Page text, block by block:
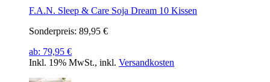
F.A.N. Sleep & Care Soja Dream 10 Kissen
Sonderpreis: 89,95 €
ab: 79,95 €
Inkl. 19% MwSt., inkl. Versandkosten